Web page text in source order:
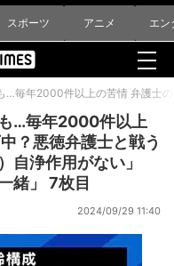
スポーツ アニメ エン
…毎年2000件以上の苦情 弁護士
も…毎年2000件以上
？悪徳弁護士と戦う
自浄作用がない」
緒」 7枚目
2024/09/29 11:40